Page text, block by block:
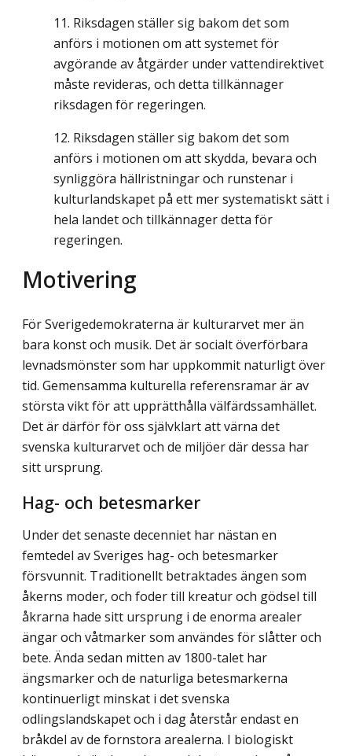
Riksdagen ställer sig bakom det som
anförs i motionen om att systemet för
avgörande av åtgärder under vattendirektivet
måste revideras, och detta tillkännager
riksdagen för regeringen.
Riksdagen ställer sig bakom det som
anförs i motionen om att skydda, bevara och
synliggöra hällristningar och runstenar i
kulturlandskapet på ett mer systematiskt sätt i
hela landet och tillkännager detta för
regeringen.
Motivering
För Sverigedemokraterna är kulturarvet mer än
bara konst och musik. Det är socialt överförbara
levnadsmönster som har uppkommit naturligt över
tid. Gemensamma kulturella referensramar är av
största vikt för att upprätthålla välfärdssamhället.
Det är därför för oss självklart att värna det
svenska kulturarvet och de miljöer där dessa har
sitt ursprung.
Hag- och betesmarker
Under det senaste decenniet har nästan en
femtedel av Sveriges hag- och betesmarker
försvunnit. Traditionellt betraktades ängen som
åkerns moder, och foder till kreatur och gödsel till
åkrarna hade sitt ursprung i de enorma arealer
ängar och våtmarker som användes för slåtter och
bete. Ända sedan mitten av 1800-talet har
ängsmarker och de naturliga betesmarkerna
kontinuerligt minskat i det svenska
odlingslandskapet och i dag återstår endast en
bråkdel av de fornstora arealerna. I biologiskt